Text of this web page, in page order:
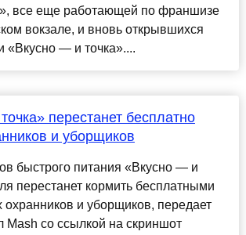
все еще работающей по франшизе
вокзале, и вновь открывшихся
«Вкусно — и точка»....
перестанет бесплатно
и уборщиков
быстрого питания «Вкусно — и
перестанет кормить бесплатными
охранников и уборщиков, передает
Mash со ссылкой на скриншот